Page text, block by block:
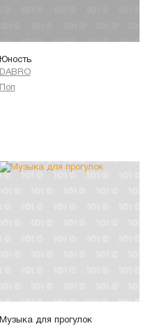
Юность
DABRO
Поп
Музыка для прогулок